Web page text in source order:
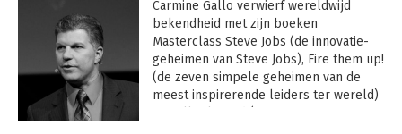
Carmine Gallo verwierf wereldwijd
bekendheid met zijn boeken
Masterclass Steve Jobs (de innovatie-
geheimen van Steve Jobs), Fire them up!
(de zeven simpele geheimen van de
meest inspirerende leiders ter wereld)